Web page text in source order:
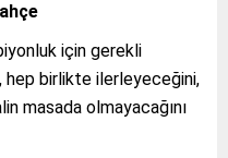
için gerekli
hep birlikte ilerleyeceğini,
masada olmayacağını